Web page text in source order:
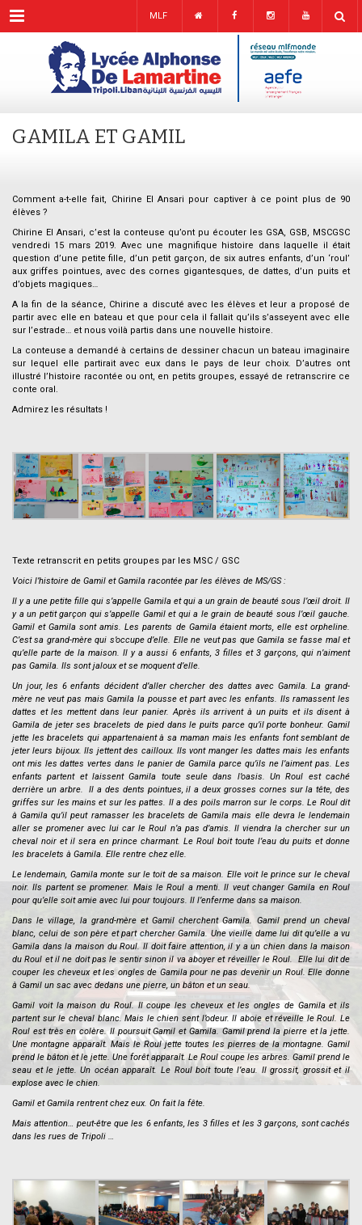
Menu MLF
GAMILA ET GAMIL
Comment a-t-elle fait, Chirine El Ansari pour captiver à ce point plus de 90
élèves ?
Chirine El Ansari, c’est la conteuse qu’ont pu écouter les GSA, GSB, MSCGSC
vendredi 15 mars 2019. Avec une magnifique histoire dans laquelle il était
question d’une petite fille, d’un petit garçon, de six autres enfants, d’un ‘roul’
aux griffes pointues, avec des cornes gigantesques, de dattes, d’un puits et
d’objets magiques…
A la fin de la séance, Chirine a discuté avec les élèves et leur a proposé de
partir avec elle en bateau et que pour cela il fallait qu’ils s’asseyent avec elle
sur l’estrade… et nous voilà partis dans une nouvelle histoire.
La conteuse a demandé à certains de dessiner chacun un bateau imaginaire
sur lequel elle partirait avec eux dans le pays de leur choix. D’autres ont
illustré l’histoire racontée ou ont, en petits groupes, essayé de retranscrire ce
conte oral.
Admirez les résultats !
Texte retranscrit en petits groupes par les MSC / GSC
Voici l’histoire de Gamil et Gamila racontée par les élèves de MS/GS :
Il y a une petite fille qui s’appelle Gamila et qui a un grain de beauté sous l’œil droit. Il
y a un petit garçon qui s’appelle Gamil et qui a le grain de beauté sous l’œil gauche.
Gamil et Gamila sont amis. Les parents de Gamila étaient morts, elle est orpheline.
C’est sa grand-mère qui s’occupe d’elle. Elle ne veut pas que Gamila se fasse mal et
qu’elle parte de la maison. Il y a aussi 6 enfants, 3 filles et 3 garçons, qui n’aiment
pas Gamila. Ils sont jaloux et se moquent d’elle.
Un jour, les 6 enfants décident d’aller chercher des dattes avec Gamila. La grand-
mère ne veut pas mais Gamila la pousse et part avec les enfants. Ils ramassent les
dattes et les mettent dans leur panier. Après ils arrivent à un puits et ils disent à
Gamila de jeter ses bracelets de pied dans le puits parce qu’il porte bonheur. Gamil
jette les bracelets qui appartenaient à sa maman mais les enfants font semblant de
jeter leurs bijoux. Ils jettent des cailloux. Ils vont manger les dattes mais les enfants
ont mis les dattes vertes dans le panier de Gamila parce qu’ils ne l’aiment pas. Les
enfants partent et laissent Gamila toute seule dans l’oasis. Un Roul est caché
derrière un arbre. Il a des dents pointues, il a deux grosses cornes sur la tête, des
griffes sur les mains et sur les pattes. Il a des poils marron sur le corps. Le Roul dit
à Gamila qu’il peut ramasser les bracelets de Gamila mais elle devra le lendemain
aller se promener avec lui car le Roul n’a pas d’amis. Il viendra la chercher sur un
cheval noir et il sera en prince charmant. Le Roul boit toute l’eau du puits et donne
les bracelets à Gamila. Elle rentre chez elle.
Le lendemain, Gamila monte sur le toit de sa maison. Elle voit le prince sur le cheval
noir. Ils partent se promener. Mais le Roul a menti. Il veut changer Gamila en Roul
pour qu’elle soit amie avec lui pour toujours. Il l’enferme dans sa maison.
Dans le village, la grand-mère et Gamil cherchent Gamila. Gamil prend un cheval
blanc, celui de son père et part chercher Gamila. Une vieille dame lui dit qu’elle a vu
Gamila dans la maison du Roul. Il doit faire attention, il y a un chien dans la maison
du Roul et il ne doit pas le sentir sinon il va aboyer et réveiller le Roul. Elle lui dit de
couper les cheveux et les ongles de Gamila pour ne pas devenir un Roul. Elle donne
à Gamil un sac avec dedans une pierre, un bâton et un seau.
Gamil voit la maison du Roul. Il coupe les cheveux et les ongles de Gamila et ils
partent sur le cheval blanc. Mais le chien sent l’odeur. Il aboie et réveille le Roul. Le
Roul est très en colère. Il poursuit Gamil et Gamila. Gamil prend la pierre et la jette.
Une montagne apparaît. Mais le Roul jette toutes les pierres de la montagne. Gamil
prend le bâton et le jette. Une forêt apparaît. Le Roul coupe les arbres. Gamil prend le
seau et le jette. Un océan apparaît. Le Roul boit toute l’eau. Il grossit, grossit et il
explose avec le chien.
Gamil et Gamila rentrent chez eux. On fait la fête.
Mais attention… peut-être que les 6 enfants, les 3 filles et les 3 garçons, sont cachés
dans les rues de Tripoli …